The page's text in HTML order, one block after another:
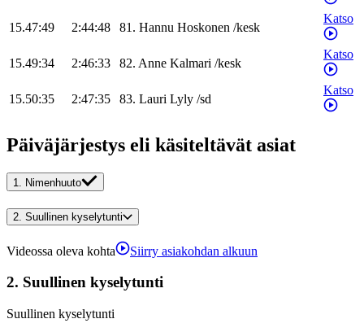
15.47:49 2:44:48 81. Hannu Hoskonen /kesk
Katso
15.49:34 2:46:33 82. Anne Kalmari /kesk
Katso
15.50:35 2:47:35 83. Lauri Lyly /sd
Katso
Päiväjärjestys eli käsiteltävät asiat
1. Nimenhuuto
2. Suullinen kyselytunti
Videossa oleva kohta Siirry asiakohdan alkuun
2. Suullinen kyselytunti
Suullinen kyselytunti